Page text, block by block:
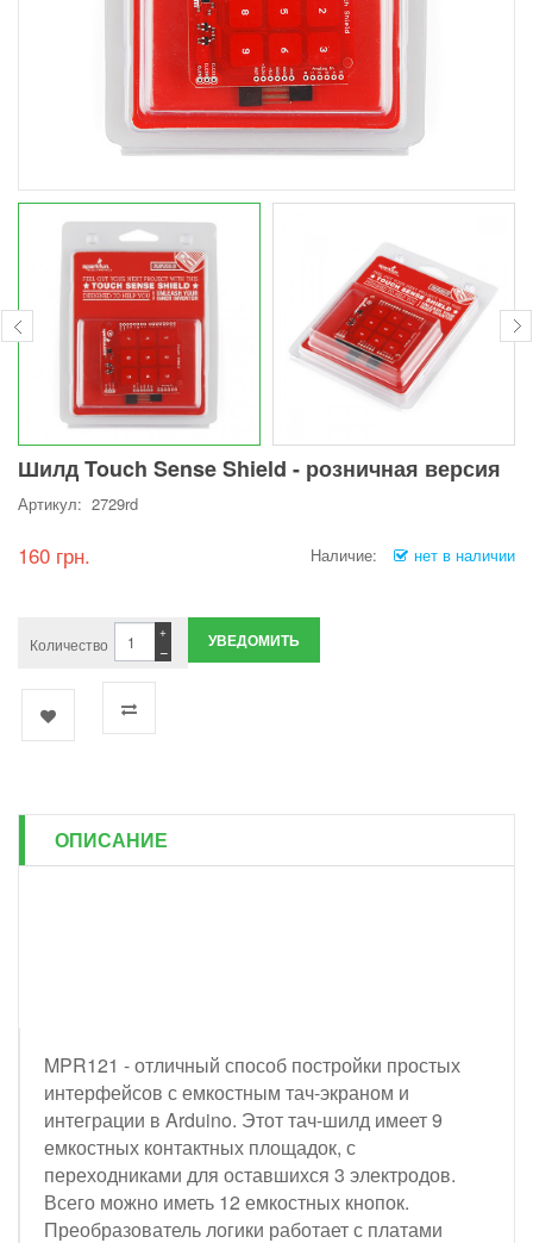
Шилд Touch Sense Shield - розничная версия
Артикул: 2729rd
160 грн. Наличие: нет в наличии
Количество −
+ УВЕДОМИТЬ
ОПИСАНИЕ
MPR121 - отличный способ постройки простых
интерфейсов с емкостным тач-экраном и
интеграции в Arduino. Этот тач-шилд имеет 9
емкостных контактных площадок, с
переходниками для оставшихся 3 электродов.
Всего можно иметь 12 емкостных кнопок.
Преобразователь логики работает с платами